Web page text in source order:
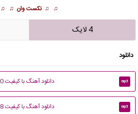
♫ ♫ نکست وان ♫ ♫
4 لایک
دانلود
mp3 دانلود آهنگ با کیفیت 320
mp3 دانلود آهنگ با کیفیت 128